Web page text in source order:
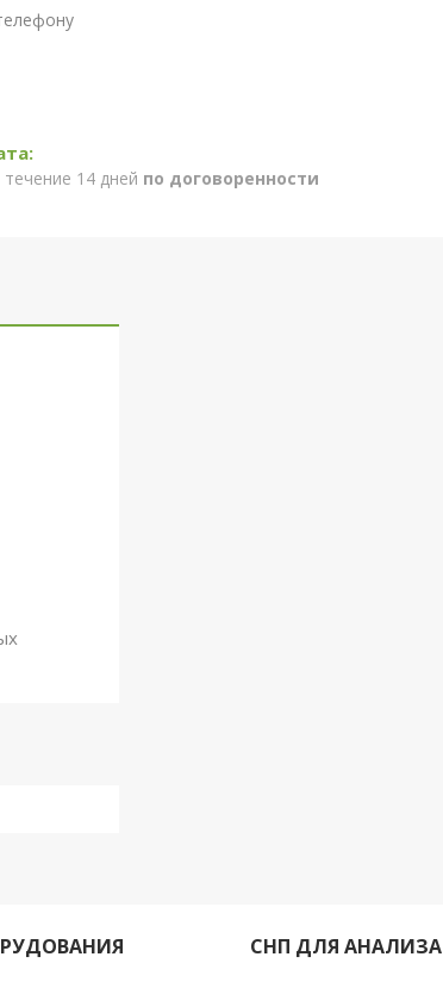
14 дней по договоренности
СНП ДЛЯ АНАЛИЗА